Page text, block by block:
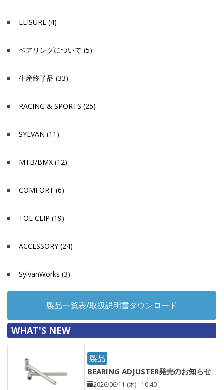
LEISURE (4)
ベアリングについて (5)
生産終了品 (33)
RACING & SPORTS (25)
SYLVAN (11)
MTB/BMX (12)
COMFORT (6)
TOE CLIP (19)
ACCESSORY (24)
SylvanWorks (3)
製品一覧表/取扱説明書ダウンロード
WHAT'S NEW
製品
BEARING ADJUSTER発売のお知らせ
2026/06/11 (木) - 10:40